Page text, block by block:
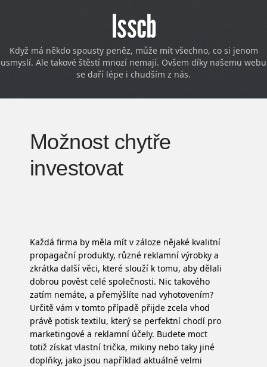
Isscb
Když má někdo spousty peněz, může mít všechno, co si jenom
usmyslí. Ale takové štěstí mnozí nemají. Ovšem díky našemu webu
se daří lépe i chudším z nás.
Možnost chytře
investovat
Každá firma by měla mít v záloze nějaké kvalitní
propagační produkty, různé reklamní výrobky a
zkrátka další věci, které slouží k tomu, aby dělali
dobrou pověst celé společnosti. Nic takového
zatím nemáte, a přemýšlíte nad vyhotovením?
Určitě vám v tomto případě přijde zcela vhod
právě potisk textilu, který se perfektní chodí pro
marketingové a reklamní účely. Budete moct
totiž získat vlastní trička, mikiny nebo taky jiné
doplňky, jako jsou například aktuálně velmi